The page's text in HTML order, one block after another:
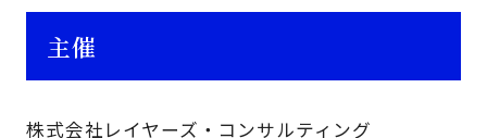
主催
株式会社レイヤーズ・コンサルティング